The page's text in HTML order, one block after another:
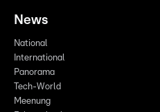
News
National
International
Panorama
Tech-World
Meenung